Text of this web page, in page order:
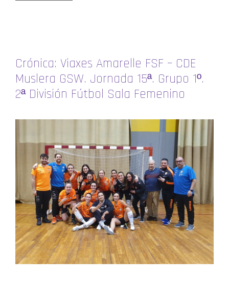
Crónica: Viaxes Amarelle FSF – CDE
Muslera GSW. Jornada 15ª. Grupo 1º.
2ª División Fútbol Sala Femenino